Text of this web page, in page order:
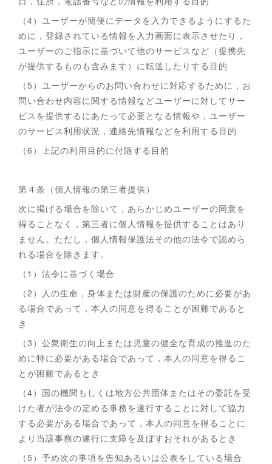
（4）ユーザーが簡便にデータを入力できるようにするた
めに，登録されている情報を入力画面に表示させたり，
ユーザーのご指示に基づいて他のサービスなど（提携先
が提供するものも含みます）に転送したりする目的
（5）ユーザーからのお問い合わせに対応するために，お
問い合わせ内容に関する情報などユーザーに対してサー
ビスを提供するにあたって必要となる情報や，ユーザー
のサービス利用状況，連絡先情報などを利用する目的
（6）上記の利用目的に付随する目的
第４条（個人情報の第三者提供）
次に掲げる場合を除いて，あらかじめユーザーの同意を
得ることなく，第三者に個人情報を提供することはあり
ません。ただし，個人情報保護法その他の法令で認めら
れる場合を除きます。
（1）法令に基づく場合
（2）人の生命，身体または財産の保護のために必要があ
る場合であって，本人の同意を得ることが困難であると
き
（3）公衆衛生の向上または児童の健全な育成の推進のた
めに特に必要がある場合であって，本人の同意を得るこ
とが困難であるとき
（4）国の機関もしくは地方公共団体またはその委託を受
けた者が法令の定める事務を遂行することに対して協力
する必要がある場合であって，本人の同意を得ることに
より当該事務の遂行に支障を及ぼすおそれがあるとき
（5）予め次の事項を告知あるいは公表をしている場合